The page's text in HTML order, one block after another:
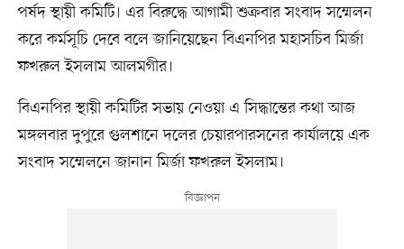
পর্ষদ স্থায়ী কমিটি। এর বিরুদ্ধে আগামী শুক্রবার সংবাদ সম্মেলন
করে কর্মসূচি দেবে বলে জানিয়েছেন বিএনপির মহাসচিব মির্জা
ফখরুল ইসলাম আলমগীর।
বিএনপির স্থায়ী কমিটির সভায় নেওয়া এ সিদ্ধান্তের কথা আজ
মঙ্গলবার দুপুরে গুলশানে দলের চেয়ারপারসনের কার্যালয়ে এক
সংবাদ সম্মেলনে জানান মির্জা ফখরুল ইসলাম।